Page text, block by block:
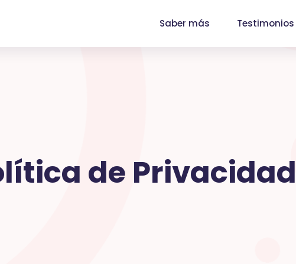
Saber más Testimonios
de Privacidad